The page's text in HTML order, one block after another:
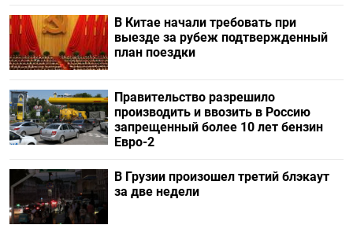
В Китае начали требовать при
выезде за рубеж подтвержденный
план поездки
Правительство разрешило
производить и ввозить в Россию
запрещенный более 10 лет бензин
Евро-2
В Грузии произошел третий блэкаут
за две недели